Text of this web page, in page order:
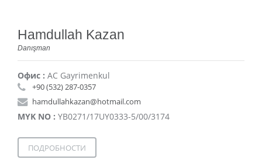
Hamdullah Kazan
Danışman
Офис : AC Gayrimenkul
+90 (532) 287-0357
hamdullahkazan@hotmail.com
MYK NO : YB0271/17UY0333-5/00/3174
ПОДРОБНОСТИ